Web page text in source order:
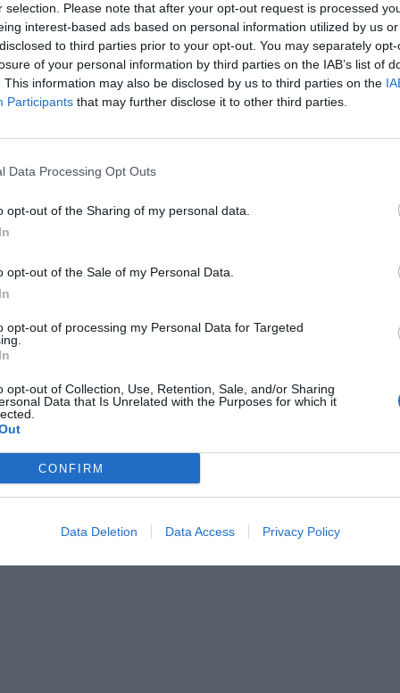
selection. Please note that after your opt-out request is processed
interest-based ads based on personal information utilized by us
to third parties prior to your opt-out. You may separately
of your personal information by third parties on the IAB’s list of
This information may also be disclosed by us to third parties on the
Participants that may further disclose it to other third parties.
Data Processing Opt Outs
opt-out of the Sharing of my personal data.
opt-out of the Sale of my Personal Data.
opt-out of processing my Personal Data for Targeted
opt-out of Collection, Use, Retention, Sale, and/or Sharing
Data that Is Unrelated with the Purposes for which it
CONFIRM
Data Deletion Data Access Privacy Policy
weekendu chętni będą mogli dodatkowo podrygiwać w rytm aqua
zaprosi do zabawy Wodne Przedszkole (z programem
dla wypoczywających podczas upałów nad wodą. Jeszcze w
się inne atrakcje m.in. kącik literacki, Palestra pływania, ABC
ad